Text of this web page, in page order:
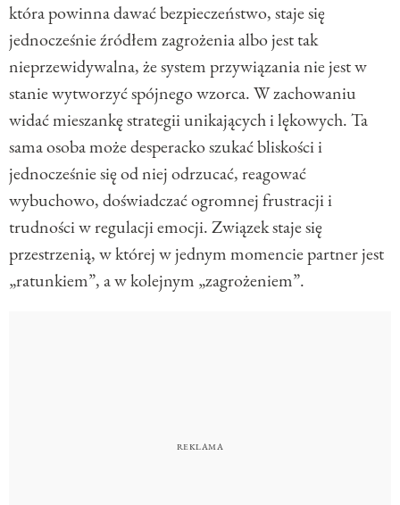
która powinna dawać bezpieczeństwo, staje się
jednocześnie źródłem zagrożenia albo jest tak
nieprzewidywalna, że system przywiązania nie jest w
stanie wytworzyć spójnego wzorca. W zachowaniu
widać mieszankę strategii unikających i lękowych. Ta
sama osoba może desperacko szukać bliskości i
jednocześnie się od niej odrzucać, reagować
wybuchowo, doświadczać ogromnej frustracji i
trudności w regulacji emocji. Związek staje się
przestrzenią, w której w jednym momencie partner jest
„ratunkiem”, a w kolejnym „zagrożeniem”.